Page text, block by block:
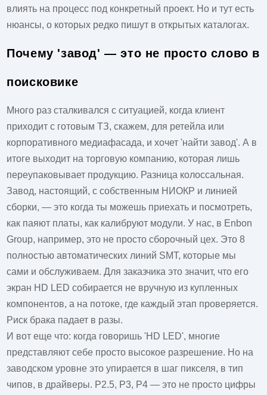
влиять на процесс под конкретный проект. Но и тут есть
нюансы, о которых редко пишут в открытых каталогах.
Почему 'завод' — это не просто слово в
поисковике
Много раз сталкивался с ситуацией, когда клиент
приходит с готовым ТЗ, скажем, для ретейла или
корпоративного медиафасада, и хочет 'найти завод'. А в
итоге выходит на торговую компанию, которая лишь
переупаковывает продукцию. Разница колоссальная.
Завод, настоящий, с собственным НИОКР и линией
сборки, — это когда ты можешь приехать и посмотреть,
как паяют платы, как калибруют модули. У нас, в Enbon
Group, например, это не просто сборочный цех. Это 8
полностью автоматических линий SMT, которые мы
сами и обслуживаем. Для заказчика это значит, что его
экран HD LED собирается не вручную из купленных
компонентов, а на потоке, где каждый этап проверяется.
Риск брака падает в разы.
И вот еще что: когда говоришь 'HD LED', многие
представляют себе просто высокое разрешение. Но на
заводском уровне это упирается в шаг пикселя, в тип
чипов, в драйверы. P2.5, P3, P4 — это не просто цифры